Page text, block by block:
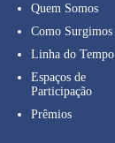
Quem Somos
Como Surgimos
Linha do Tempo
Espaços de
Participação
Prêmios